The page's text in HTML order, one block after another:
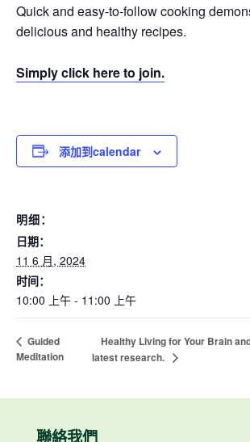
Quick and easy-to-follow cooking
delicious and healthy recipes.
Simply click here to join.
添加到calendar
明细：
日期：
11 6 月, 2024
时间：
10:00 上午 - 11:00 上午
Guided
Meditation
Healthy Living for Your Brain
latest research.
聯絡我們